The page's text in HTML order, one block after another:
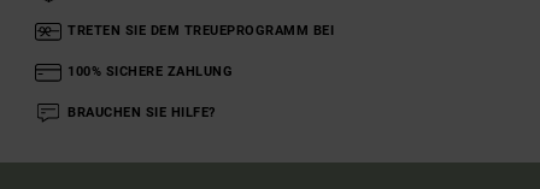
TRETEN SIE DEM TREUEPROGRAMM BEI
100% SICHERE ZAHLUNG
BRAUCHEN SIE HILFE?